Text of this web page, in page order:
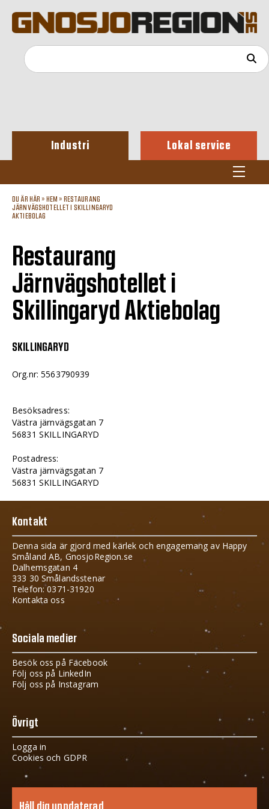
Industri Lokal service
DU ÄR HÄR » HEM » RESTAURANG
JÄRNVÄGSHOTELLET I SKILLINGARYD
AKTIEBOLAG
Restaurang
Järnvägshotellet i
Skillingaryd Aktiebolag
SKILLINGARYD
Org.nr: 5563790939
Besöksadress:
Västra järnvägsgatan 7
56831 SKILLINGARYD
Postadress:
Västra järnvägsgatan 7
56831 SKILLINGARYD
Kontakt
Denna sida är gjord med kärlek och engagemang av Happy
Småland AB, GnosjoRegion.se
Dalhemsgatan 4
333 30 Smålandsstenar
Telefon: 0371-31920
Kontakta oss
Sociala medier
Besök oss på Facebook
Följ oss på LinkedIn
Följ oss på Instagram
Övrigt
Logga in
Cookies och GDPR
Håll dig uppdaterad